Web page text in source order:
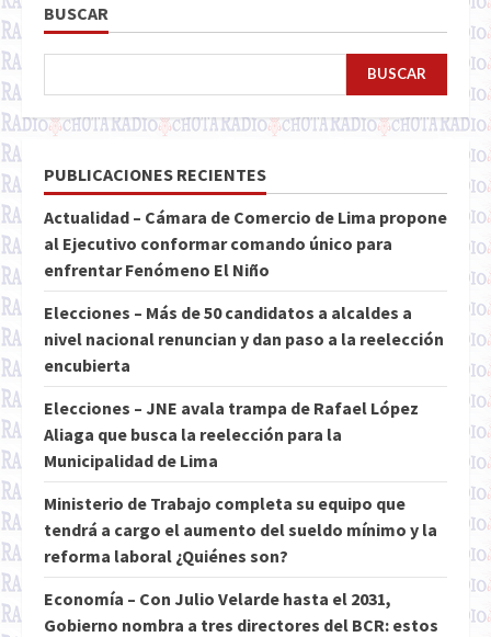
BUSCAR
BUSCAR
PUBLICACIONES RECIENTES
Actualidad – Cámara de Comercio de Lima propone
al Ejecutivo conformar comando único para
enfrentar Fenómeno El Niño
Elecciones – Más de 50 candidatos a alcaldes a
nivel nacional renuncian y dan paso a la reelección
encubierta
Elecciones – JNE avala trampa de Rafael López
Aliaga que busca la reelección para la
Municipalidad de Lima
Ministerio de Trabajo completa su equipo que
tendrá a cargo el aumento del sueldo mínimo y la
reforma laboral ¿Quiénes son?
Economía – Con Julio Velarde hasta el 2031,
Gobierno nombra a tres directores del BCR: estos